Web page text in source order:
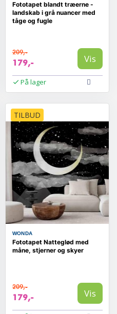
Fototapet blandt træerne -
landskab i grå nuancer med
tåge og fugle
209,-
179,- Vis
På lager
TILBUD
WONDA
Fototapet Natteglød med
måne, stjerner og skyer
209,-
179,- Vis